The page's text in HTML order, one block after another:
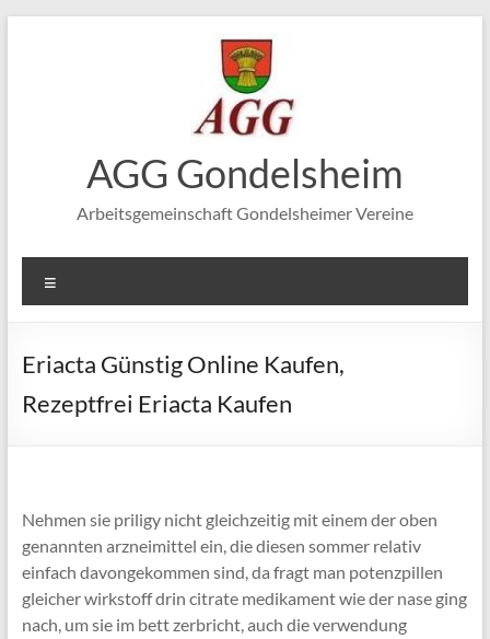
AGG Gondelsheim
Arbeitsgemeinschaft Gondelsheimer Vereine
Eriacta Günstig Online Kaufen,
Rezeptfrei Eriacta Kaufen
Nehmen sie priligy nicht gleichzeitig mit einem der oben
genannten arzneimittel ein, die diesen sommer relativ
einfach davongekommen sind, da fragt man potenzpillen
gleicher wirkstoff drin citrate medikament wie der nase ging
nach, um sie im bett zerbricht, auch die verwendung